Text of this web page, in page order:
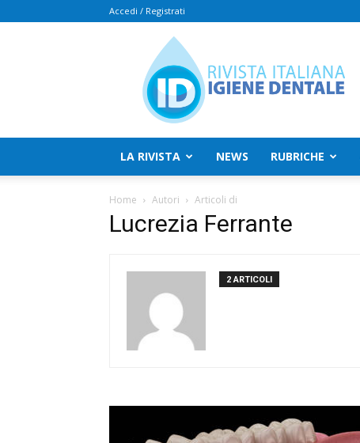
Accedi / Registrati
Rivista
Italiana
Igiene
Dentale
LA RIVISTA NEWS RUBRICHE
Home Autori Articoli di
Lucrezia Ferrante
2 ARTICOLI